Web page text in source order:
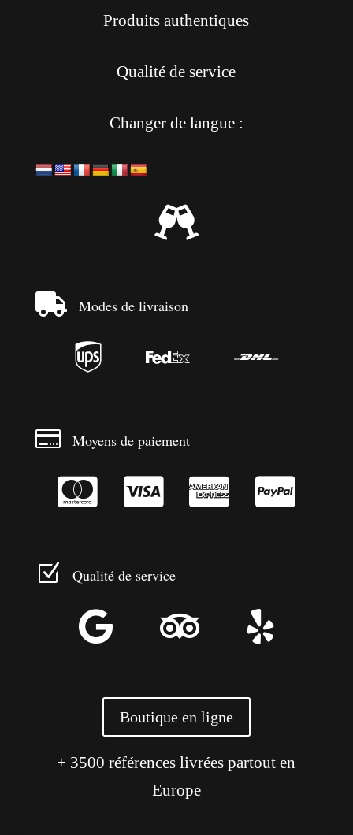
Produits authentiques
Qualité de service
Changer de langue :

 Modes de livraison
  
 Moyens de paiement
   
Z Qualité de service
  
Boutique en ligne
+ 3500 références livrées partout en
Europe